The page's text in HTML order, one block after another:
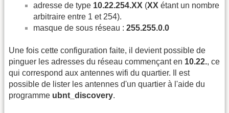
adresse de type 10.22.254.XX (XX étant un nombre
arbitraire entre 1 et 254).
masque de sous réseau : 255.255.0.0
Une fois cette configuration faite, il devient possible de
pinguer les adresses du réseau commençant en 10.22., ce
qui correspond aux antennes wifi du quartier. Il est
possible de lister les antennes d'un quartier à l'aide du
programme ubnt_discovery.